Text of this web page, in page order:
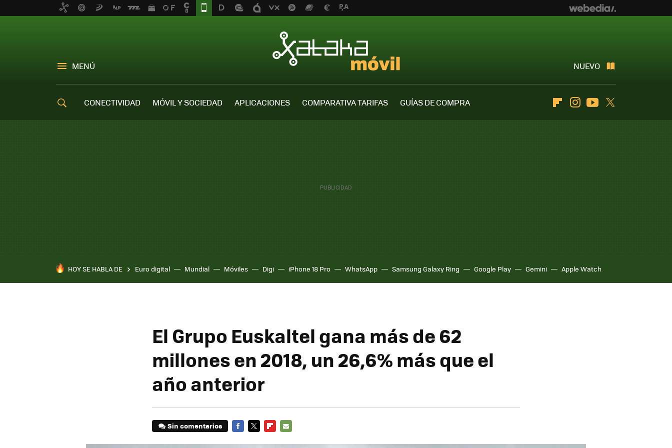
MENÚ NUEVO
CONECTIVIDAD MÓVIL Y SOCIEDAD APLICACIONES COMPARATIVA TARIFAS
GUÍAS DE COMPRA
FlipboardInstagramYoutube
HOY SE HABLA DE Euro digital Mundial Móviles Digi iPhone 18 Pro WhatsApp Samsung Galaxy Ring Google Play Gemini Apple Watch
El Grupo Euskaltel gana más de 62
millones en 2018, un 26,6% más que el
año anterior
Sin comentarios